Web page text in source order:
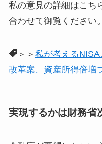
私の意見の詳細はこち
合わせて御覧ください。
＞＞ 私が考える
改革案。資産所得倍増
実現するかは財務省